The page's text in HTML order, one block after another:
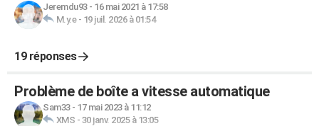
Jeremdu93- 16 mai 2021 à 17:58
M.y.e- 19 juil. 2026 à 01:54
19 réponses
Problème de boîte a vitesse automatique
Sam33- 17 mai 2023 à 11:12
XMS - 30 janv. 2025 à 13:05